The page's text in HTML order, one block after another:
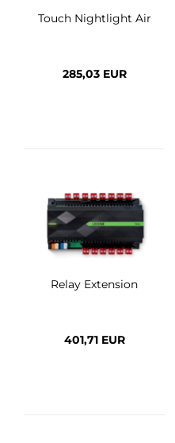
Touch Nightlight Air
285,03 EUR
Relay Extension
401,71 EUR